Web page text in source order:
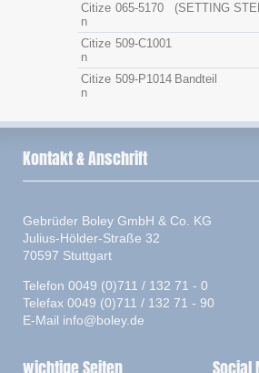
Citize
n
065-5170 (SETTING
Citize
n
509-C1001
Citize
n
509-P1014 Bandteil
Kontakt & Anschrift
Gebrüder Boley GmbH & Co. KG
Julius-Hölder-Straße 32
70597 Stuttgart
Telefon 0049 (0)711 / 132 71 - 0
Telefax 0049 (0)711 / 132 71 - 90
E-Mail info@boley.de